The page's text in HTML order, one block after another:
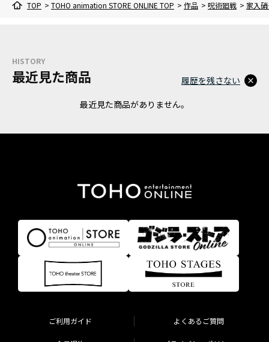
TOP > TOHO animation STORE ONLINE TOP > 作品 > 呪術廻戦 > 家入
HISTORY
最近見た商品
最近見た商品がありません。
履歴を残さない
ご利用ガイド よくあるご質問